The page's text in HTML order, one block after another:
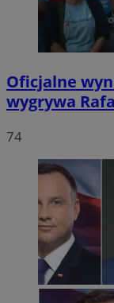
Oficjalne
wygrywa
74